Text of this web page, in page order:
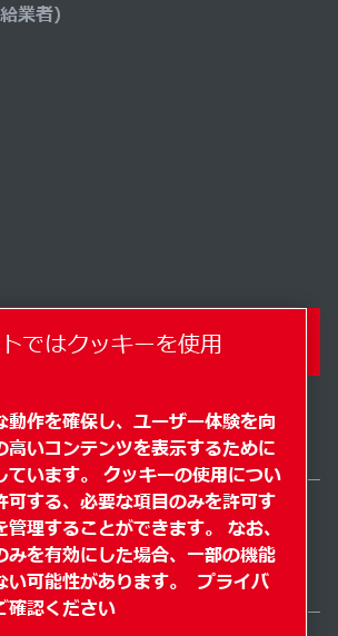
業者）
コンタクトフォーム
ッキーを管理する"© 2026 著作権
Japan / JA
ではクッキーを使用
動作を確保し、ユーザー体験を向
高いコンテンツを表示するために
ています。 クッキーの使用につい
可する、必要な項目のみを許可す
理することができます。 なお、
みを有効にした場合、一部の機能
可能性があります。
プライバ
確認ください